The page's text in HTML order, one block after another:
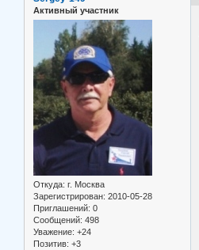
Активный участник
Откуда: г. Москва
Зарегистрирован: 2010-05-28
Приглашений: 0
Сообщений: 498
Уважение: +24
Позитив: +3